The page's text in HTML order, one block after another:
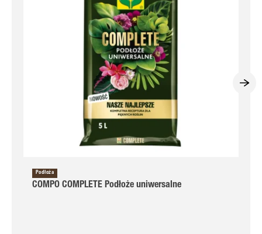
Podłoża
COMPO COMPLETE Podłoże uniwersalne